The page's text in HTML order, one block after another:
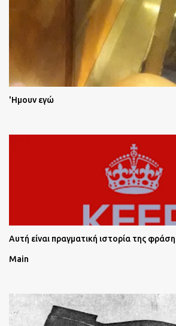
'Ημουν εγώ
Αυτή είναι πραγματική ιστορία της
Main